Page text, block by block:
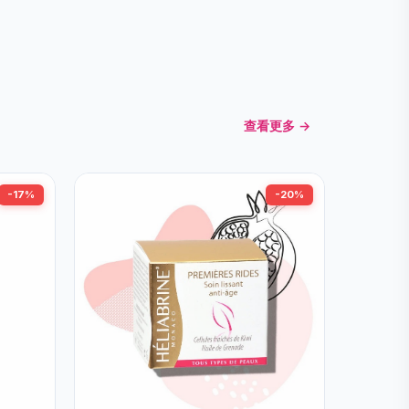
查看更多 →
-17% -20%